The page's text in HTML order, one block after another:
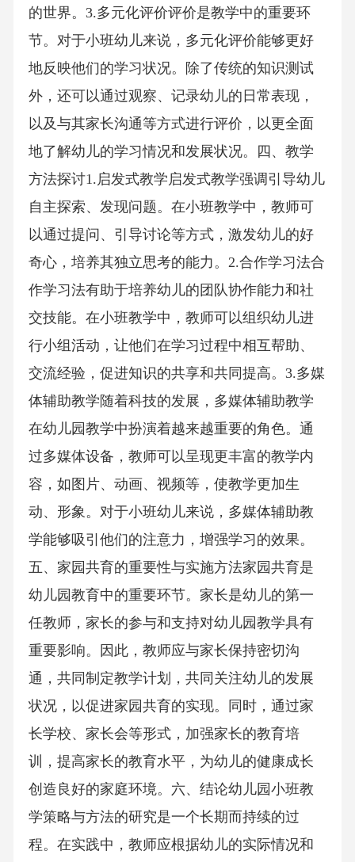
的世界。3.多元化评价评价是教学中的重要环
节。对于小班幼儿来说，多元化评价能够更好
地反映他们的学习状况。除了传统的知识测试
外，还可以通过观察、记录幼儿的日常表现，
以及与其家长沟通等方式进行评价，以更全面
地了解幼儿的学习情况和发展状况。四、教学
方法探讨1.启发式教学启发式教学强调引导幼儿
自主探索、发现问题。在小班教学中，教师可
以通过提问、引导讨论等方式，激发幼儿的好
奇心，培养其独立思考的能力。2.合作学习法合
作学习法有助于培养幼儿的团队协作能力和社
交技能。在小班教学中，教师可以组织幼儿进
行小组活动，让他们在学习过程中相互帮助、
交流经验，促进知识的共享和共同提高。3.多媒
体辅助教学随着科技的发展，多媒体辅助教学
在幼儿园教学中扮演着越来越重要的角色。通
过多媒体设备，教师可以呈现更丰富的教学内
容，如图片、动画、视频等，使教学更加生
动、形象。对于小班幼儿来说，多媒体辅助教
学能够吸引他们的注意力，增强学习的效果。
五、家园共育的重要性与实施方法家园共育是
幼儿园教育中的重要环节。家长是幼儿的第一
任教师，家长的参与和支持对幼儿园教学具有
重要影响。因此，教师应与家长保持密切沟
通，共同制定教学计划，共同关注幼儿的发展
状况，以促进家园共育的实现。同时，通过家
长学校、家长会等形式，加强家长的教育培
训，提高家长的教育水平，为幼儿的健康成长
创造良好的家庭环境。六、结论幼儿园小班教
学策略与方法的研究是一个长期而持续的过
程。在实践中，教师应根据幼儿的实际情况和